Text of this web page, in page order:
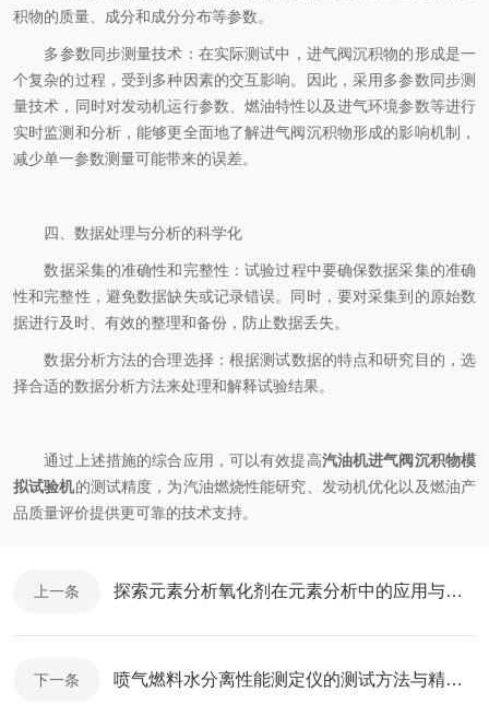
积物的质量、成分和成分分布等参数。
​多参数同步测量技术：在实际测试中，进气阀沉积物的形成是一
个复杂的过程，受到多种因素的交互影响。因此，采用多参数同步测
量技术，同时对发动机运行参数、燃油特性以及进气环境参数等进行
实时监测和分析，能够更全面地了解进气阀沉积物形成的影响机制，
减少单一参数测量可能带来的误差。
四、数据处理与分析的科学化
​数据采集的准确性和完整性：试验过程中要确保数据采集的准确
性和完整性，避免数据缺失或记录错误。同时，要对采集到的原始数
据进行及时、有效的整理和备份，防止数据丢失。
​数据分析方法的合理选择：根据测试数据的特点和研究目的，选
择合适的数据分析方法来处理和解释试验结果。
通过上述措施的综合应用，可以有效提高汽油机进气阀沉积物模
拟试验机的测试精度，为汽油燃烧性能研究、发动机优化以及燃油产
品质量评价提供更可靠的技术支持。
上一条 探索元素分析氧化剂在元素分析中的应用与选择原则
下一条 喷气燃料水分离性能测定仪的测试方法与精度要求